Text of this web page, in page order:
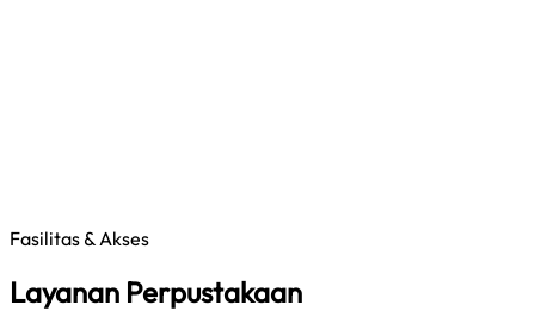
Fasilitas & Akses
Layanan Perpustakaan